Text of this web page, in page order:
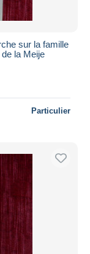
sur la famille
la Meije
Particulier